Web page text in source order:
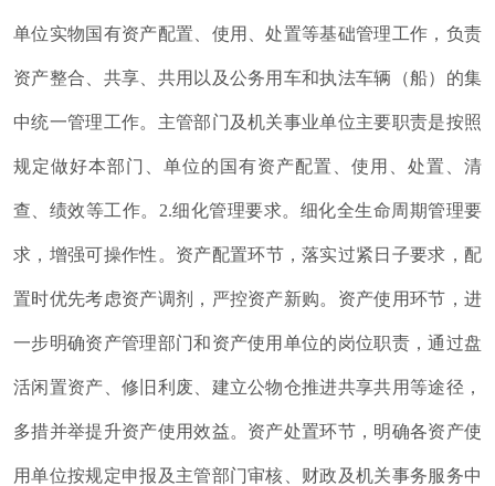
单位实物国有资产配置、使用、处置等基础管理工作 ， 负责
资产整合、共享、共用以及公务用车和执法车辆（船）的集
中统一管理工作。 主管部门及机关事业单位主要职责是按照
规定做好本部门、单位的国有资产配置、使用、处置、清
查、绩效等工作。 2.细化管理要求。 细化全生命周期管理要
求 ， 增强可操作性 。 资产配置环节，落实过紧日子要求 ， 配
置时优先考虑资产调剂 ， 严控资产新购。 资产使用环节 ，进
一步明确资产管理部门和资产使用单位的岗位职责 ，通过盘
活闲置资产、修旧利废、建立公物仓推进共享共用等途径 ，
多措并举提升资产使用效益。 资产处置环节 ， 明确各资产使
用单位按规定申报及主管部门审核、财政及机关事务服务中